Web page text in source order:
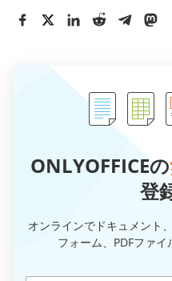
ONLYOFFICEの
登
オンラインでドキュメント
フォーム、PDFファ